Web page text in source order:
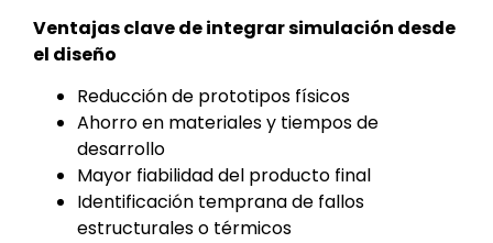
Ventajas clave de integrar simulación desde
el diseño
Reducción de prototipos físicos
Ahorro en materiales y tiempos de
desarrollo
Mayor fiabilidad del producto final
Identificación temprana de fallos
estructurales o térmicos